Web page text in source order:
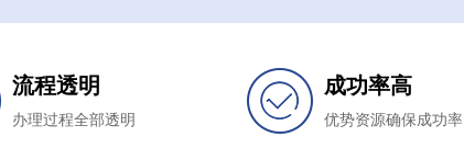
流程透明
办理过程全部透明
成功率高
优势资源确保成功率